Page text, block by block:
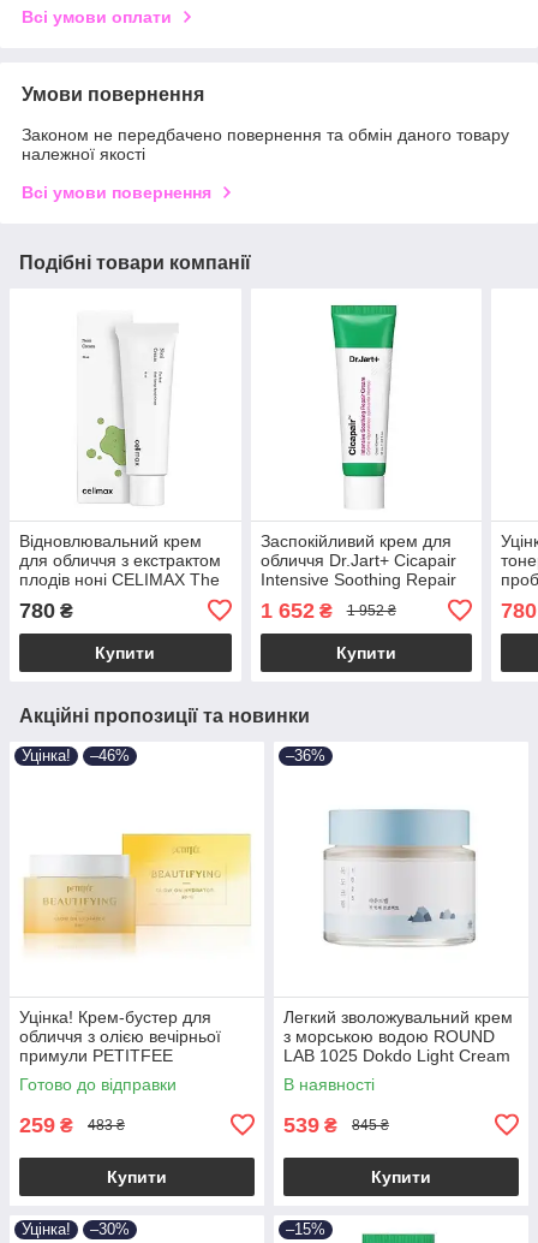
Всі умови оплати
Умови повернення
Законом не передбачено повернення та обмін даного товару
належної якості
Всі умови повернення
Подібні товари компанії
Відновлювальний крем
для обличчя з екстрактом
плодів ноні CELIMAX The
Cream 50ml
780 ₴
Купити
Заспокійливий крем для
обличчя Dr.Jart+ Cicapair
Intensive Soothing Repair
1 652₴ 1 952 ₴
Купити
780
Акційні пропозиції та новинки
Уцінка! –46%
Уцінка! Крем-бустер для
обличчя з олією вечірньої
примули PETITFEE
Beautifying Glow On Hydration
50ml (до 01.11.2026)
Готово до відправки
259 ₴ 483 ₴
Купити
–36%
Легкий зволожувальний крем
з морською водою ROUND
LAB 1025 Dokdo Light Cream
80ml( термін до 07.11.2026 р)
В наявності
539 ₴ 845 ₴
Купити
Уцінка! –30% –15%